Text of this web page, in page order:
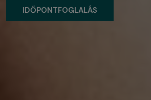
IDŐPONTFOGLALÁS